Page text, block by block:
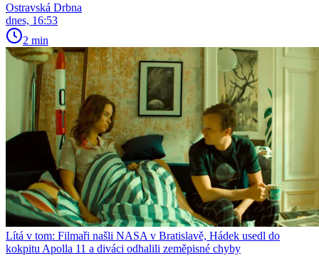
Ostravská Drbna
dnes, 16:53
2 min
Lítá v tom: Filmaři našli NASA v Bratislavě, Hádek usedl do
kokpitu Apolla 11 a diváci odhalili zeměpisné chyby